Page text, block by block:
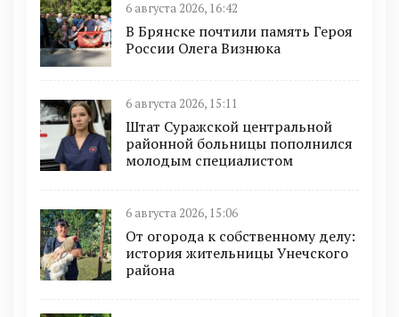
6 августа 2026, 16:42
В Брянске почтили память Героя
России Олега Визнюка
6 августа 2026, 15:11
Штат Суражской центральной
районной больницы пополнился
молодым специалистом
6 августа 2026, 15:06
От огорода к собственному делу:
история жительницы Унечского
района